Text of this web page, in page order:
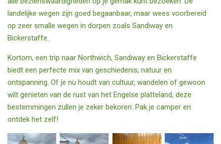
landelijke wegen zijn goed begaanbaar, maar wees voorbereid
op zeer smalle wegen in dorpen zoals Sandiway en
Bickerstaffe.
Kortom, een trip naar Northwich, Sandiway en Bickerstaffe
biedt een perfecte mix van geschiedenis, natuur en
ontspanning. Of je nu houdt van cultuur, wandelen of gewoon
wilt genieten van de rust van het Engelse platteland, deze
bestemmingen zullen je zeker bekoren. Pak je camper en
ontdek het zelf!